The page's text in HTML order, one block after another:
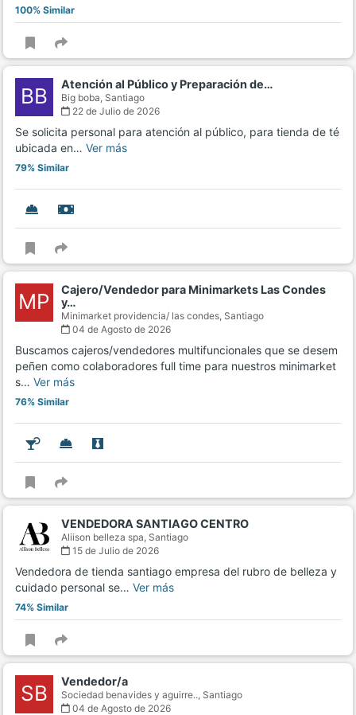
100% Similar
BB Atención al Público y Preparación de…
Big boba, Santiago
22 de Julio de 2026
Se solicita personal para atención al público, para tienda de té
ubicada en… Ver más
79% Similar
MP
Cajero/Vendedor para Minimarkets Las Condes
y…
Minimarket providencia/ las condes, Santiago
04 de Agosto de 2026
Buscamos cajeros/vendedores multifuncionales que se desem
peñen como colaboradores full time para nuestros minimarket
s… Ver más
76% Similar
VENDEDORA SANTIAGO CENTRO
Aliison belleza spa, Santiago
15 de Julio de 2026
Vendedora de tienda santiago empresa del rubro de belleza y
cuidado personal se… Ver más
74% Similar
SB Vendedor/a
Sociedad benavides y aguirre.., Santiago
04 de Agosto de 2026